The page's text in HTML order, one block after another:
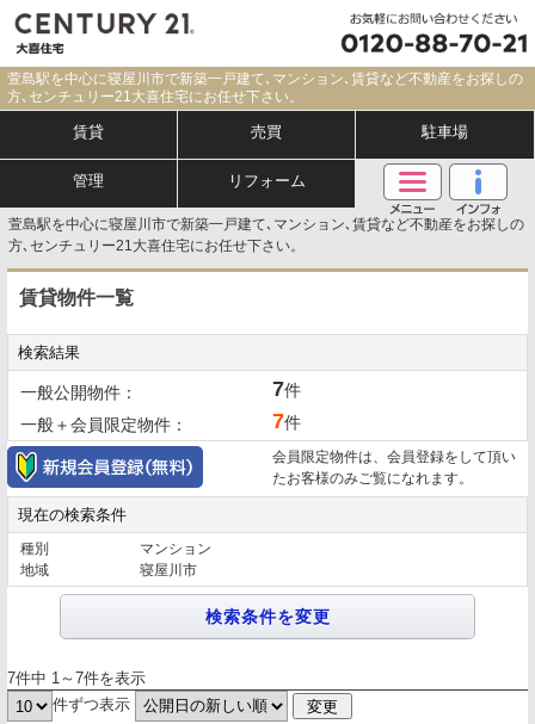
萱島駅を中心に寝屋川市で新築一戸建て､マンション､賃貸など不動産をお探しの
方､センチュリー21大喜住宅にお任せ下さい。
賃貸 売買 駐車場
管理 リフォーム
萱島駅を中心に寝屋川市で新築一戸建て､マンション､賃貸など不動産をお探しの
方､センチュリー21大喜住宅にお任せ下さい。
賃貸物件一覧
検索結果
一般公開物件： 7件
一般＋会員限定物件：
7件
会員限定物件は、会員登録をして頂い
たお客様のみご覧になれます。
現在の検索条件
種別
マンション
地域
寝屋川市
7件中 1～7件を表示
件ずつ表示